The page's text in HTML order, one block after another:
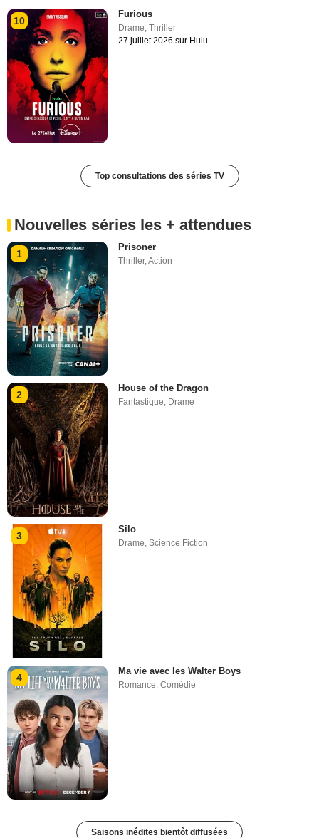
10
Furious
Drame,Thriller
27 juillet 2026 sur Hulu
Top consultations des séries TV
Nouvelles séries les + attendues
1
Prisoner
Thriller,Action
2
House of the Dragon
Fantastique, Drame
3
Silo
Drame,Science Fiction
4
Ma vie avec les Walter Boys
Romance ,Comédie
Saisons inédites bientôt diffusées